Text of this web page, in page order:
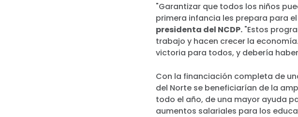
"Garantizar que todos los niños
primera infancia les prepara para
presidenta del NCDP. "Estos
trabajo y hacen crecer la
victoria para todos, y debería
Con la financiación completa de
del Norte se beneficiarían de la
todo el año, de una mayor ayuda
aumentos salariales para los